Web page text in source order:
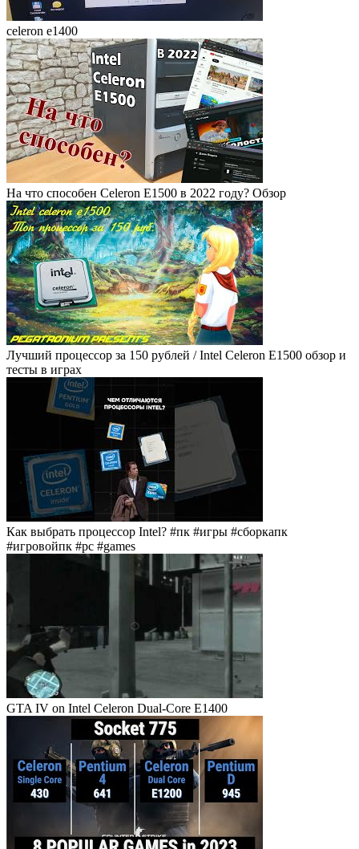
celeron e1400
На что способен Celeron E1500 в 2022 году? Обзор
Лучший процессор за 150 рублей / Intel Celeron E1500 обзор и
тесты в играх
Как выбрать процессор Intel? #пк #игры #сборкапк
#игровойпк #pc #games
GTA IV on Intel Celeron Dual-Core E1400